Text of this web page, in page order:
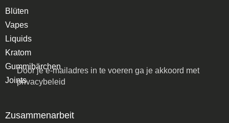
Door je e-mailadres in te voeren ga je akkoord met
privacybeleid
Blüten
Vapes
Liquids
Kratom
Gummibärchen
Joints
Zusammenarbeit